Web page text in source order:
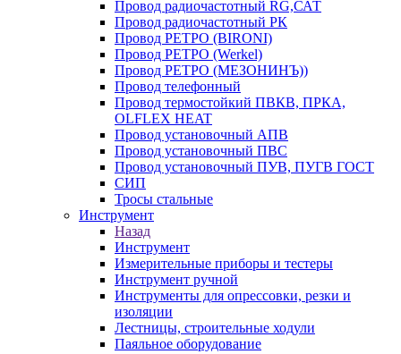
Провод радиочастотный RG,САТ
Провод радиочастотный РК
Провод РЕТРО (BIRONI)
Провод РЕТРО (Werkel)
Провод РЕТРО (МЕЗОНИНЪ))
Провод телефонный
Провод термостойкий ПВКВ, ПРКА,
OLFLEX HEAT
Провод установочный АПВ
Провод установочный ПВС
Провод установочный ПУВ, ПУГВ ГОСТ
СИП
Тросы стальные
Инструмент
Назад
Инструмент
Измерительные приборы и тестеры
Инструмент ручной
Инструменты для опрессовки, резки и
изоляции
Лестницы, строительные ходули
Паяльное оборудование